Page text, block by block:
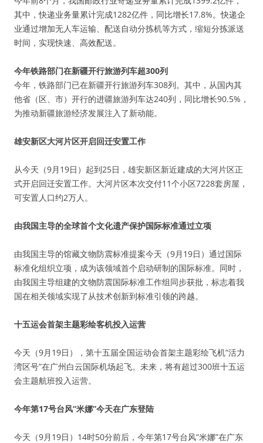
其中，快递业务量累计完成1282亿件，同比增长17.8%。快递企
业通过增加无人车运输、配送自动分拣机等方式，缩短分拣派送
时间，实现快速、高效配送。
今年铁路部门在新疆开行旅游列车超300列
今年，铁路部门已在新疆开行旅游列车308列。其中，从国内其
他省（区、市）开行的进疆旅游列车达240列，同比增长90.5%，
为推动新疆旅游经济发展注入了新动能。
雄安新区大河片区开启回迁安置工作
从今天（9月19日）起到25日，雄安新区新近建成的大河片区正
式开启回迁安置工作。大河片区本次交付11个小区7228套房屋，
可安置人口约2万人。
由我国主导的全球首个文化遗产保护国际标准通过立项
由我国主导的馆藏文物防震标准提案今天（9月19日）通过国际
标准化组织立项，成为该领域首个启动研制的国际标准。同时，
由我国主导组建的文物防震国际标准工作组同步获批，标志着我
国在相关领域实现了从技术创新到标准引领的跨越。
十五运会首架主题彩绘客机投入运营
今天（9月19日），第十五届全国运动会首架主题彩绘飞机“活力
湾区号”在广州白云国际机场起飞。未来，将有超过300班十五运
会主题航班投入运营。
今年第17号台风“米娜”今天在广东登陆
今天（9月19日）14时50分前后，今年第17号台风“米娜”在广东